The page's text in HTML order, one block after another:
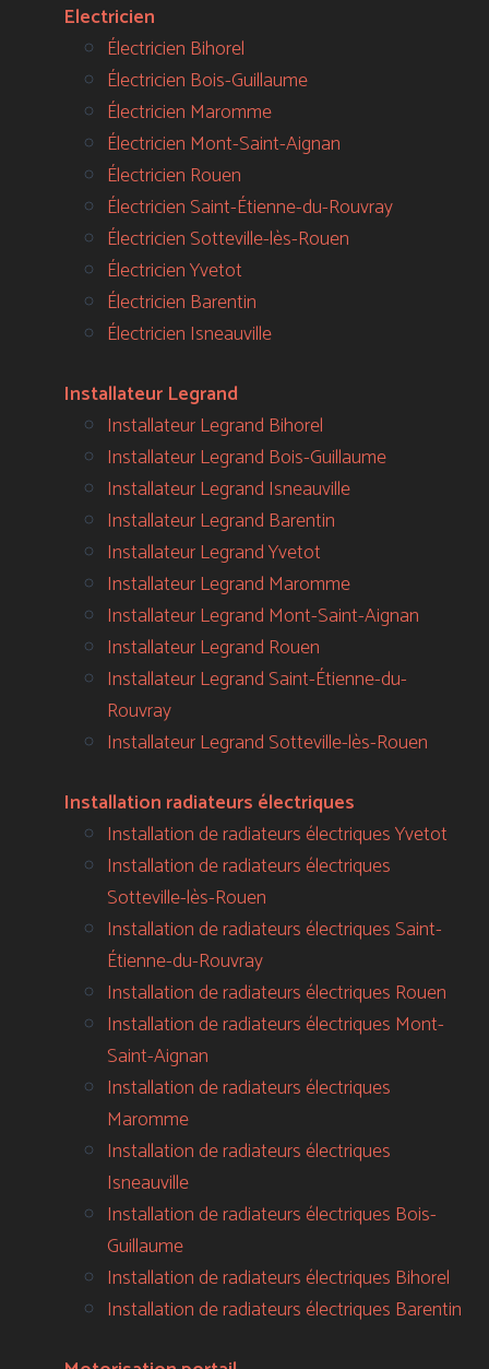
Electricien
Électricien Bihorel
Électricien Bois-Guillaume
Électricien Maromme
Électricien Mont-Saint-Aignan
Électricien Rouen
Électricien Saint-Étienne-du-Rouvray
Électricien Sotteville-lès-Rouen
Électricien Yvetot
Électricien Barentin
Électricien Isneauville
Installateur Legrand
Installateur Legrand Bihorel
Installateur Legrand Bois-Guillaume
Installateur Legrand Isneauville
Installateur Legrand Barentin
Installateur Legrand Yvetot
Installateur Legrand Maromme
Installateur Legrand Mont-Saint-Aignan
Installateur Legrand Rouen
Installateur Legrand Saint-Étienne-du-
Rouvray
Installateur Legrand Sotteville-lès-Rouen
Installation radiateurs électriques
Installation de radiateurs électriques Yvetot
Installation de radiateurs électriques
Sotteville-lès-Rouen
Installation de radiateurs électriques Saint-
Étienne-du-Rouvray
Installation de radiateurs électriques Rouen
Installation de radiateurs électriques Mont-
Saint-Aignan
Installation de radiateurs électriques
Maromme
Installation de radiateurs électriques
Isneauville
Installation de radiateurs électriques Bois-
Guillaume
Installation de radiateurs électriques Bihorel
Installation de radiateurs électriques Barentin